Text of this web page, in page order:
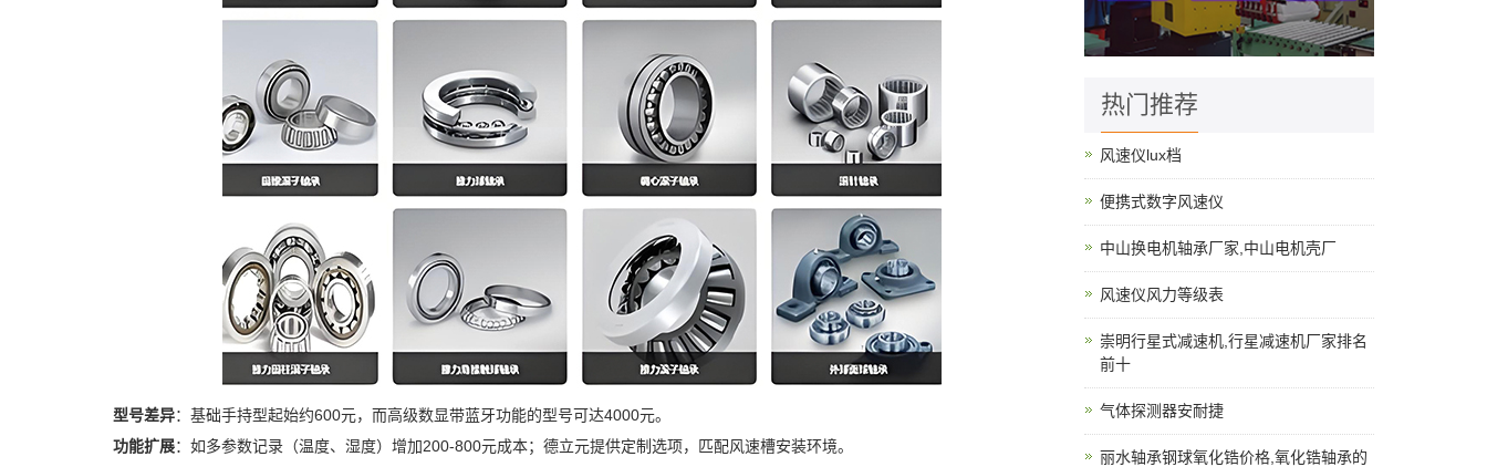
型号差异：基础手持型起始约600元，而高级数显带蓝牙功能的型号可达4000元。
功能扩展：如多参数记录（温度、湿度）增加200-800元成本；德立元提供定制选项，匹配风速槽安装环境。
热门推荐
风速仪lux档
便携式数字风速仪
中山换电机轴承厂家,中山电机壳厂
风速仪风力等级表
崇明行星式减速机,行星减速机厂家排名
前十
气体探测器安耐捷
丽水轴承钢球氧化锆价格,氧化锆轴承的